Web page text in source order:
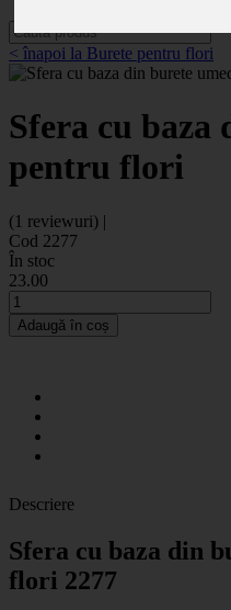
< înapoi la Burete pentru flori
Sfera cu baza
pentru flori
(1 reviewuri) |
Cod 2277
În stoc
23.00
Adaugă în coș
Descriere
Sfera cu baza din
flori 2277